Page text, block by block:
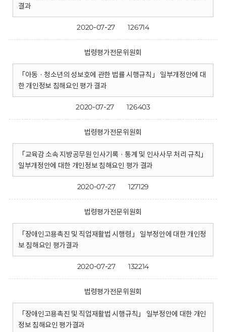
결과
2020-07-27 126714
법령평가전문위원회
「아동 · 청소년의 성보호에 관한 법률 시행규칙」 일부개정안에 대
한 개인정보 침해요인 평가 결과
2020-07-27 126403
법령평가전문위원회
「교육감 소속 지방공무원 인사기록 · 통계 및 인사사무 처리 규칙」
일부개정안에 대한 개인정보 침해요인 평가 결과
2020-07-27 127129
법령평가전문위원회
「장애인고용촉진 및 직업재활법 시행령」 일부정안에 대한 개인정
보 침해요인 평가결과
2020-07-27 132214
법령평가전문위원회
「장애인고용촉진 및 직업재활법 시행규칙」 일부정안에 대한 개인
정보 침해요인 평가결과